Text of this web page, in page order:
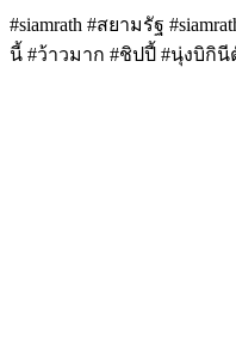
#siamrath #สยามรัฐ
นี้ #ว้าวมาก #ชิปปี้ #นุ่งบิกินี